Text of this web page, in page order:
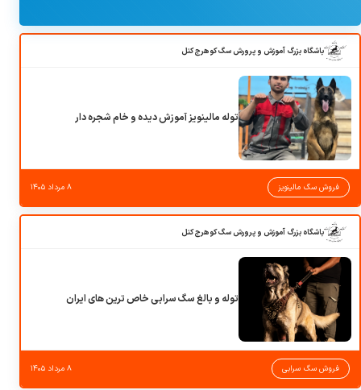
باشگاه بزرگ آموزش و پرورش سگ کوهرج کنل
توله مالینویز آموزش دیده و خام شجره دار
فروش سگ مالینویز ۸ مرداد ۱۴۰۵
باشگاه بزرگ آموزش و پرورش سگ کوهرج کنل
توله و بالغ سگ سرابی خاص ترین های ایران
فروش سگ سرابی ۸ مرداد ۱۴۰۵